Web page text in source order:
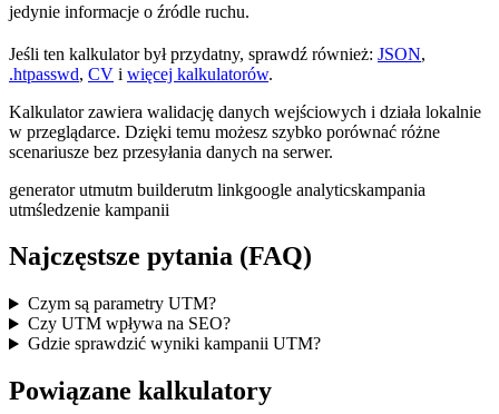
jedynie informacje o źródle ruchu.
Jeśli ten kalkulator był przydatny, sprawdź również: JSON,
.htpasswd, CV i więcej kalkulatorów.
Kalkulator zawiera walidację danych wejściowych i działa lokalnie
w przeglądarce. Dzięki temu możesz szybko porównać różne
scenariusze bez przesyłania danych na serwer.
generator utmutm builderutm linkgoogle analyticskampania
utmśledzenie kampanii
Najczęstsze pytania (FAQ)
Czym są parametry UTM?
Czy UTM wpływa na SEO?
Gdzie sprawdzić wyniki kampanii UTM?
Powiązane kalkulatory